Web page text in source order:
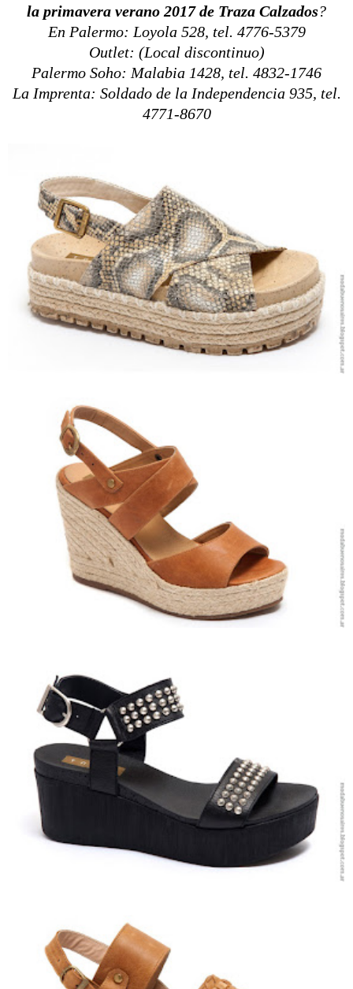
la primavera verano 2017 de Traza Calzados?
En Palermo: Loyola 528, tel. 4776-5379
Outlet: (Local discontinuo)
Palermo Soho: Malabia 1428, tel. 4832-1746
La Imprenta: Soldado de la Independencia 935, tel.
4771-8670